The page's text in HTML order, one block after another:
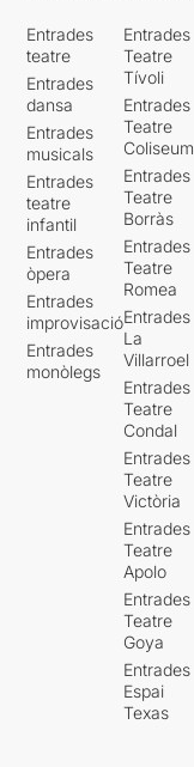
Entrades
teatre
Entrades
dansa
Entrades
musicals
Entrades
teatre
infantil
Entrades
òpera
Entrades
improvisació
Entrades
monòlegs
Entrades
Teatre
Tívoli
Entrades
Teatre
Coliseum
Entrades
Teatre
Borràs
Entrades
Teatre
Romea
Entrades
La
Villarroel
Entrades
Teatre
Condal
Entrades
Teatre
Victòria
Entrades
Teatre
Apolo
Entrades
Teatre
Goya
Entrades
Espai
Texas